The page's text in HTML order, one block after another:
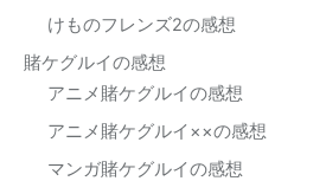
けものフレンズ2の感想
賭ケグルイの感想
アニメ賭ケグルイの感想
アニメ賭ケグルイ××の感想
マンガ賭ケグルイの感想